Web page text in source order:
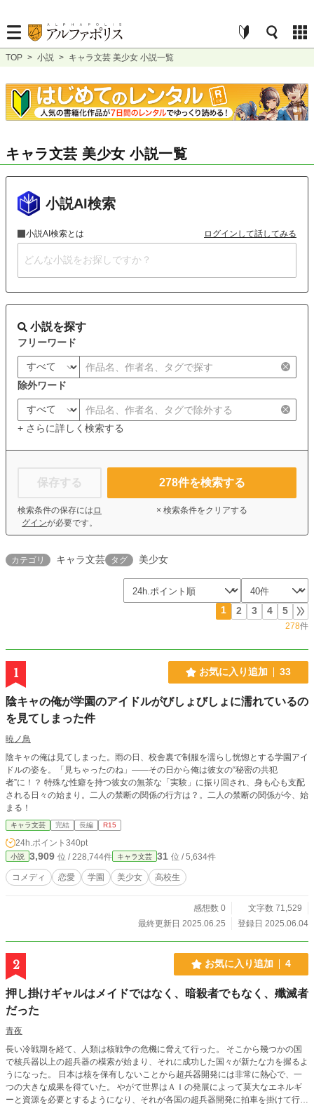
TOP > 小説 > キャラ文芸 美少女 小説一覧
キャラ文芸 美少女 小説一覧
小説AI検索
小説AI検索とは ログインして話してみる
小説を探す
フリーワード
除外ワード
+ さらに詳しく検索する
保存する
検索条件の保存には ロ
グインが必要です。
278件を検索する
× 検索条件をクリアする
カテゴリ キャラ文芸 タグ 美少女
1 2 3 4 5
278件
1 お気に入り追加 33
陰キャの俺が学園のアイドルがびしょびしょに濡れているの
を見てしまった件
暁ノ鳥
陰キャの俺は見てしまった。雨の日、校舎裏で制服を濡らし恍惚とする学園アイ
ドルの姿を。「見ちゃったのね」――その日から俺は彼女の“秘密の共犯
者”に！？ 特殊な性癖を持つ彼女の無茶な「実験」に振り回され、身も心も支配
される日々の始まり。二人の禁断の関係の行方は？。二人の禁断の関係が今、始
まる！
キャラ文芸 完結 長編 R15
24h.ポイント 340pt
小説 3,909 位 / 228,744件 キャラ文芸 31 位 / 5,634件
コメディ 恋愛 学園 美少女 高校生
感想数 0
文字数 71,529
最終更新日 2025.06.25
登録日 2025.06.04
2 お気に入り追加 4
押し掛けギャルはメイドではなく、暗殺者でもなく、殲滅者
だった
青夜
長い冷戦期を経て、人類は核戦争の危機に脅えて行った。 そこから幾つかの国
で核兵器以上の超兵器の模索が始まり、それに成功した国々が新たな力を握るよ
うになった。 日本は核を保有しないことから超兵器開発には非常に熱心で、一
つの大きな成果を得ていた。 やがて世界はＡＩの発展によって莫大なエネルギ
ーと資源を必要とするようになり、それが各国の超兵器開発に拍車を掛けて行